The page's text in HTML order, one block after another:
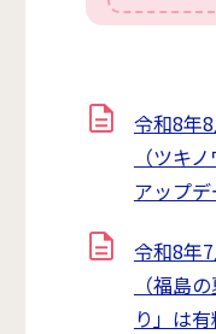
令和8年
（ツキ
アップデ
令和8年
（福島
り」は